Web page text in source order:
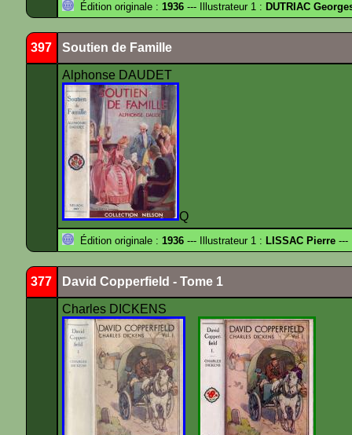
Édition originale : 1936 --- Illustrateur 1 : DUTRIAC
397 Soutien de Famille
Alphonse DAUDET
Q
Édition originale : 1936 --- Illustrateur 1 : LISSAC Pierre ---
377 David Copperfield - Tome 1
Charles DICKENS